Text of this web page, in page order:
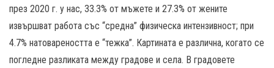
през 2020 г. у нас, 33.3% от мъжете и 27.3% от жените
извършват работа със “средна” физическа интензивност; при
4.7% натовареността е “тежка”. Картината е различна, когато се
погледне разликата между градове и села. В градовете